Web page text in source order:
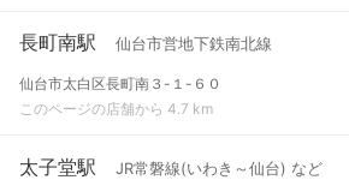
長町南駅 仙台市営地下鉄南北線
仙台市太白区長町南３-１-６０
このページの店舗から 4.7 km
太子堂駅 JR常磐線(いわき～仙台) など